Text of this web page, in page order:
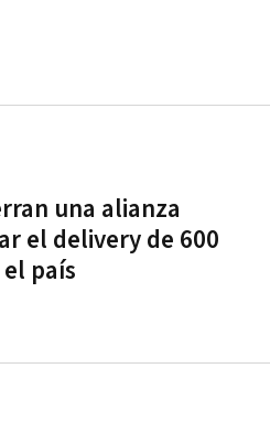
una alianza
el delivery de 600
país